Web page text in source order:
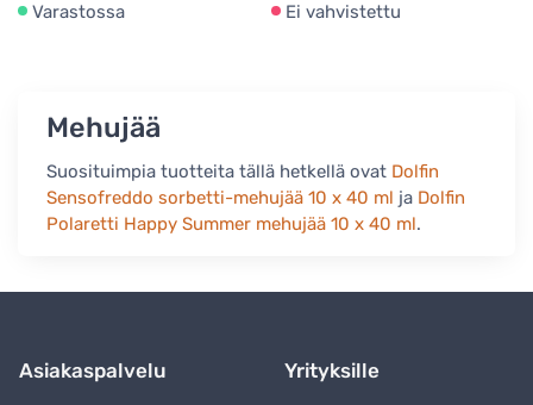
Varastossa Ei vahvistettu
Mehujää
Suosituimpia tuotteita tällä hetkellä ovat Dolfin
Sensofreddo sorbetti-mehujää 10 x 40 ml ja Dolfin
Polaretti Happy Summer mehujää 10 x 40 ml.
Asiakaspalvelu Yrityksille